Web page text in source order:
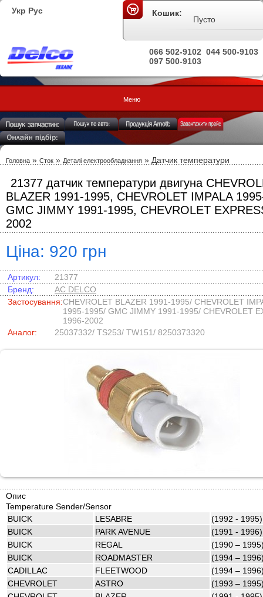
Укр Рус
044 500-9103
066 502-9102
097 500-9103
Кошик:
Пусто
Меню
Головна » Сток » Деталі електрообладнання » Датчик температури
21377 датчик температури двигуна
BLAZER 1991-1995, CHEVROLET IMPALA
GMC JIMMY 1991-1995, CHEVROLET
2002
Ціна: 920 грн
Артикул:
21377
Бренд:
AC DELCO
Застосування:CHEVROLET BLAZER 1991-1995/ CHEVROLET
1995-1995/ GMC JIMMY 1991-1995/ CHEVROLET
1996-2002
Аналог:
25037332/ TS253/ TW151/ 8250373320
Опис
Temperature Sender/Sensor
BUICK
LESABRE
(1992 - 1995)
BUICK
PARK AVENUE
(1991 - 1996)
BUICK
REGAL
(1990 –
BUICK
ROADMASTER
(1994 –
CADILLAC
FLEETWOOD
(1994 –
CHEVROLET
ASTRO
(1993 –